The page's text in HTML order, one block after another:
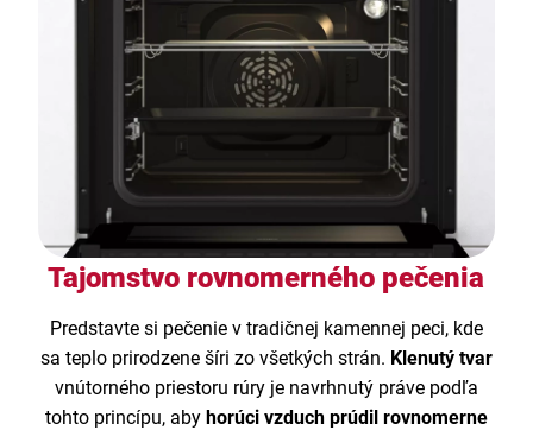
Tajomstvo rovnomerného pečenia
Predstavte si pečenie v tradičnej kamennej peci, kde
sa teplo prirodzene šíri zo všetkých strán. Klenutý tvar
vnútorného priestoru rúry je navrhnutý práve podľa
tohto princípu, aby horúci vzduch prúdil rovnomerne